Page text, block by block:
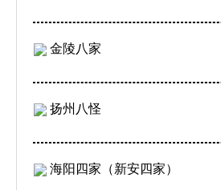
金陵八家
扬州八怪
海阳四家（新安四家）